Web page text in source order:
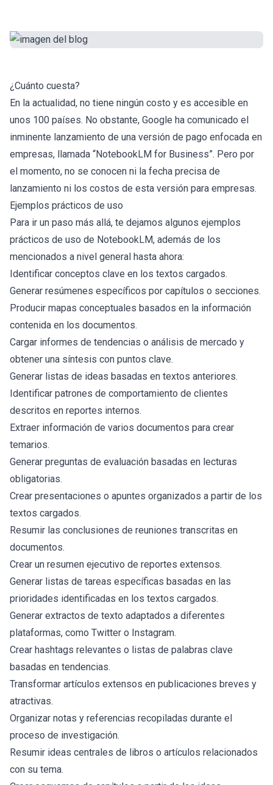
¿Cuánto cuesta?
En la actualidad, no tiene ningún costo y es accesible en
unos 100 países. No obstante, Google ha comunicado el
inminente lanzamiento de una versión de pago enfocada en
empresas, llamada “NotebookLM for Business”. Pero por
el momento, no se conocen ni la fecha precisa de
lanzamiento ni los costos de esta versión para empresas.
Ejemplos prácticos de uso
Para ir un paso más allá, te dejamos algunos ejemplos
prácticos de uso de NotebookLM, además de los
mencionados a nivel general hasta ahora:
Identificar conceptos clave en los textos cargados.
Generar resúmenes específicos por capítulos o secciones.
Producir mapas conceptuales basados en la información
contenida en los documentos.
Cargar informes de tendencias o análisis de mercado y
obtener una síntesis con puntos clave.
Generar listas de ideas basadas en textos anteriores.
Identificar patrones de comportamiento de clientes
descritos en reportes internos.
Extraer información de varios documentos para crear
temarios.
Generar preguntas de evaluación basadas en lecturas
obligatorias.
Crear presentaciones o apuntes organizados a partir de los
textos cargados.
Resumir las conclusiones de reuniones transcritas en
documentos.
Crear un resumen ejecutivo de reportes extensos.
Generar listas de tareas específicas basadas en las
prioridades identificadas en los textos cargados.
Generar extractos de texto adaptados a diferentes
plataformas, como Twitter o Instagram.
Crear hashtags relevantes o listas de palabras clave
basadas en tendencias.
Transformar artículos extensos en publicaciones breves y
atractivas.
Organizar notas y referencias recopiladas durante el
proceso de investigación.
Resumir ideas centrales de libros o artículos relacionados
con su tema.